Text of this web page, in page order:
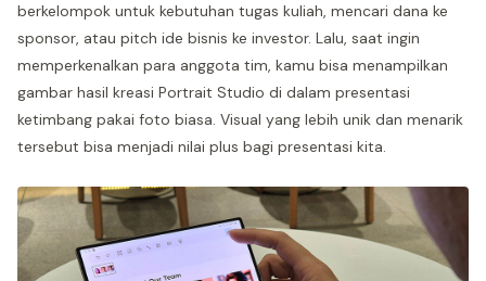
berkelompok untuk kebutuhan tugas kuliah, mencari dana ke
sponsor, atau pitch ide bisnis ke investor. Lalu, saat ingin
memperkenalkan para anggota tim, kamu bisa menampilkan
gambar hasil kreasi Portrait Studio di dalam presentasi
ketimbang pakai foto biasa. Visual yang lebih unik dan menarik
tersebut bisa menjadi nilai plus bagi presentasi kita.